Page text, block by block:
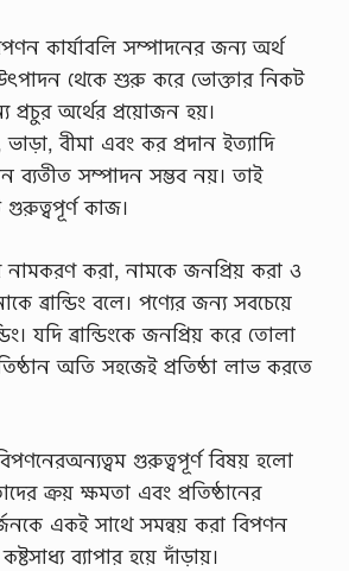
কার্যাবলি সম্পাদনের জন্য অর্থ
থেকে শুরু করে ভোক্তার নিকট
অর্থের প্রয়োজন হয়।
বীমা এবং কর প্রদান ইত্যাদি
ব্যতীত সম্পাদন সম্ভব নয়। তাই
গুরুত্বপূর্ণ কাজ।
নামকরণ করা, নামকে জনপ্রিয় করা ও
ব্রান্ডিং বলে। পণ্যের জন্য সবচেয়ে
যদি ব্রান্ডিংকে জনপ্রিয় করে তোলা
অতি সহজেই প্রতিষ্ঠা লাভ করতে
গুরুত্বপূর্ণ বিষয় হলো
ক্রয় ক্ষমতা এবং প্রতিষ্ঠানের
একই সাথে সমন্বয় করা বিপণন
ব্যাপার হয়ে দাঁড়ায়।